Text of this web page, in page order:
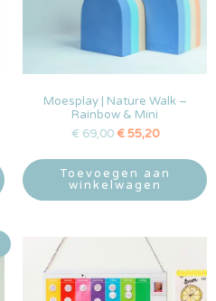
Moesplay | Nature Walk –
Rainbow & Mini
€ 69,00 €55,20
Toevoegen aan
winkelwagen